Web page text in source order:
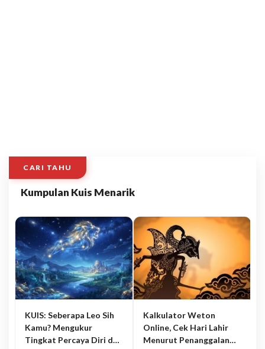
CARI TAHU
Kumpulan Kuis Menarik
KUIS: Seberapa Leo Sih
Kamu? Mengukur
Tingkat Percaya Diri dan
Kalkulator Weton
Online, Cek Hari Lahir
Menurut Penanggalan